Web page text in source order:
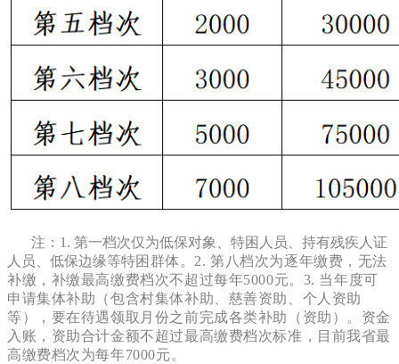
注：1. 第一档次仅为低保对象、特困人员、持有残疾人证
人员、低保边缘等特困群体。2. 第八档次为逐年缴费，无法
补缴，补缴最高缴费档次不超过每年5000元。3. 当年度可
申请集体补助（包含村集体补助、慈善资助、个人资助
等），要在待遇领取月份之前完成各类补助（资助）。资金
入账，资助合计金额不超过最高缴费档次标准，目前我省最
高缴费档次为每年7000元。